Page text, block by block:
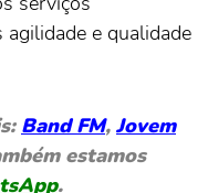
agilidade e qualidade
Band FM, Jovem
estamos
.